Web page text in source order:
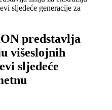
predstavlja
višeslojnih
sljedeće